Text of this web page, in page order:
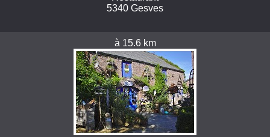
5340 Gesves
à 15.6 km